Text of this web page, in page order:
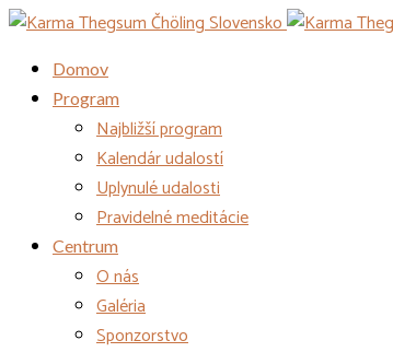
Domov
Program
Najbližší program
Kalendár udalostí
Uplynulé udalosti
Pravidelné meditácie
Centrum
O nás
Galéria
Sponzorstvo